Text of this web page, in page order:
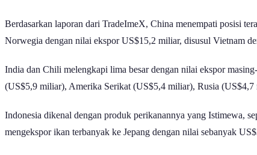
Berdasarkan laporan dari TradeImeX, China menempati posisi
Norwegia dengan nilai ekspor US$15,2 miliar, disusul Vietnam
India dan Chili melengkapi lima besar dengan nilai ekspor
(US$5,9 miliar), Amerika Serikat (US$5,4 miliar), Rusia
Indonesia dikenal dengan produk perikanannya yang Istimewa,
mengekspor ikan terbanyak ke Jepang dengan nilai sebanyak